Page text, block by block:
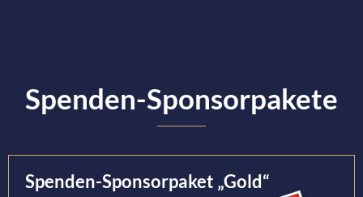
Spenden-Sponsorpakete
Spenden-Sponsorpaket „Gold“